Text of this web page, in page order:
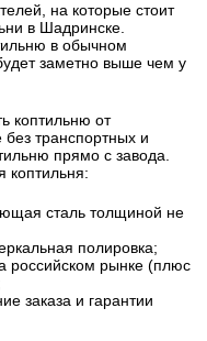
на которые стоит
в Шадринске.
в обычном
заметно выше чем у
коптильню от
транспортных и
прямо с завода.
коптильня:
сталь толщиной не
полировка;
российском рынке (плюс
заказа и гарантии